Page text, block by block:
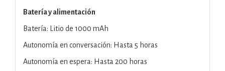
Batería y alimentación
Batería: Litio de 1000 mAh
Autonomía en conversación: Hasta 5 horas
Autonomía en espera: Hasta 200 horas